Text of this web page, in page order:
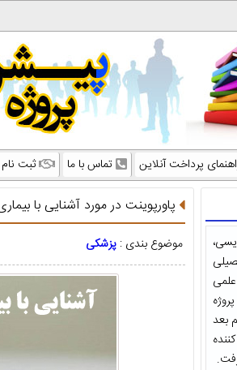
پرداخت آنلاین تماس با ما ثبت
بعد
پاورپوینت در مورد آشنایی با
موضوع بندی : پزشکی